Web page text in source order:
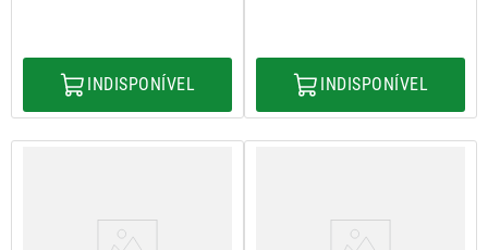
INDISPONÍVEL INDISPONÍVEL